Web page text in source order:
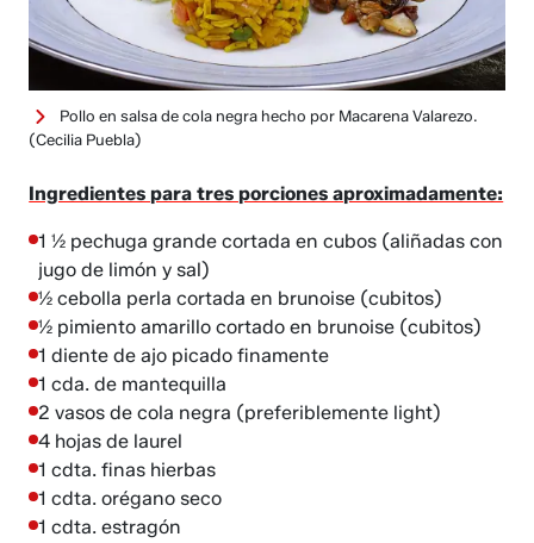
Pollo en salsa de cola negra hecho por Macarena Valarezo.
(Cecilia Puebla)
Ingredientes para tres porciones aproximadamente:
1 ½ pechuga grande cortada en cubos (aliñadas con
jugo de limón y sal)
½ cebolla perla cortada en brunoise (cubitos)
½ pimiento amarillo cortado en brunoise (cubitos)
1 diente de ajo picado finamente
1 cda. de mantequilla
2 vasos de cola negra (preferiblemente light)
4 hojas de laurel
1 cdta. finas hierbas
1 cdta. orégano seco
1 cdta. estragón